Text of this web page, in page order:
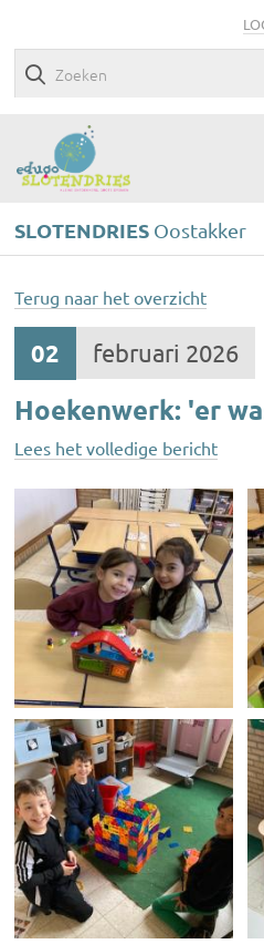
SLOTENDRIES Oostakker
Terug naar het overzicht
02 februari 2026
Hoekenwerk: 'er
Lees het volledige bericht